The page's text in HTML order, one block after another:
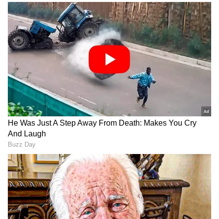
DOWNLOAD APP
RECOMMENDED STORIES
TVK Vijay: 'ஸ்டாப் டிரக்ஸ்'
முழக்கமும்! மறுபக்கம்
மதுபான ஆலை அதிபர்
என்ட்ரி? யார் இந்த சந்தீப்
ஆனந்த்? விஜய் கட்சியில்
வெடித்த சர்ச்சை!
ஆண்டுகளில் உயிரிழந்த
பாக்யராஜின் முதல்
மனைவி யார்? பலரும்
அறியாத சோக கதை!